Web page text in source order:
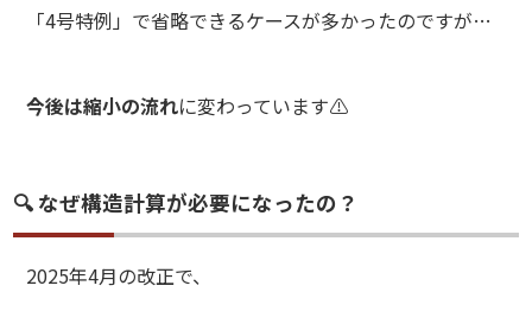
「4号特例」で省略できるケースが多かったのですが…
今後は縮小の流れに変わっています⚠️
🔍 なぜ構造計算が必要になったの？
2025年4月の改正で、